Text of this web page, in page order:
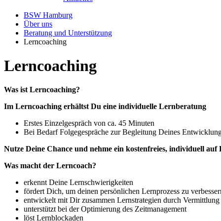
BSW Hamburg
Über uns
Beratung und Unterstützung
Lerncoaching
Lerncoaching
Was ist Lerncoaching?
Im Lerncoaching erhältst Du eine individuelle Lernberatung
Erstes Einzelgespräch von ca. 45 Minuten
Bei Bedarf Folgegespräche zur Begleitung Deines
Nutze Deine Chance und nehme ein kostenfreies, individuell
Was macht der Lerncoach?
erkennt Deine Lernschwierigkeiten
fördert Dich, um deinen persönlichen Lernprozess zu
entwickelt mit Dir zusammen Lernstrategien durch
unterstützt bei der Optimierung des Zeitmanagement
löst Lernblockaden